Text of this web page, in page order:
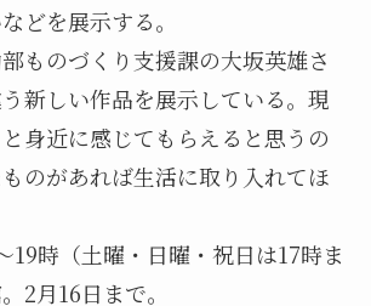
どを展示する。
ものづくり支援課の大坂英雄さ
新しい作品を展示している。現
身近に感じてもらえると思うの
のがあれば生活に取り入れてほ
19時（土曜・日曜・祝日は17時ま
2月16日まで。